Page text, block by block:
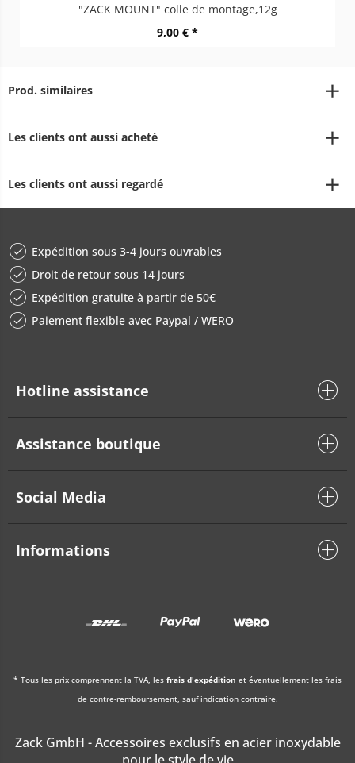
"ZACK MOUNT" colle de montage,12g
9,00 € *
Prod. similaires
Les clients ont aussi acheté
Les clients ont aussi regardé
Expédition sous 3-4 jours ouvrables
Droit de retour sous 14 jours
Expédition gratuite à partir de 50€
Paiement flexible avec Paypal / WERO
Hotline assistance
Assistance boutique
Social Media
Informations
* Tous les prix comprennent la TVA, les frais d'expédition et éventuellement les frais
de contre-remboursement, sauf indication contraire.
Zack GmbH - Accessoires exclusifs en acier inoxydable